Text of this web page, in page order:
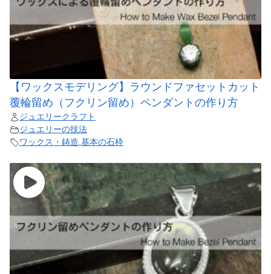
【ワックスモデリング】ラウンドファセットカット
覆輪留め（フクリン留め）ペンダントの作り方
ジュエリークラフト
ジュエリーの技法
ワックス・鋳造,基本の石枠